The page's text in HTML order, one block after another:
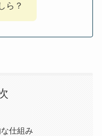
ら？
仕組み